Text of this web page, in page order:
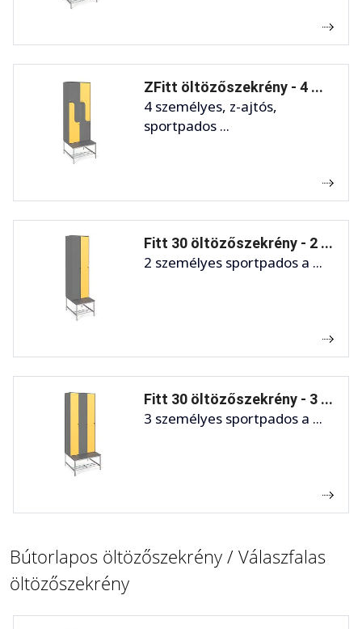
ZFitt öltözőszekrény - 4 ...
4 személyes, z-ajtós,
sportpados ...
Fitt 30 öltözőszekrény - 2 ...
2 személyes sportpados a ...
Fitt 30 öltözőszekrény - 3 ...
3 személyes sportpados a ...
Bútorlapos öltözőszekrény / Válaszfalas
öltözőszekrény